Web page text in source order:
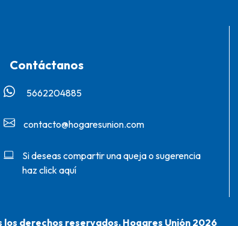
Contáctanos
5662204885‬
contacto@hogaresunion.com
Si deseas compartir una queja o sugerencia
haz click aquí
los derechos reservados. Hogares Unión 2026